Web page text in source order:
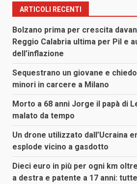
ARTICOLI RECENTI
Bolzano prima per crescita
Reggio Calabria ultima per Pil e
dell’inflazione
Sequestrano un giovane e
minori in carcere a Milano
Morto a 68 anni Jorge il papà di
malato da tempo
Un drone utilizzato dall’Ucraina
esplode vicino a gasdotto
Dieci euro in più per ogni km
a destra e patente a 17 anni: